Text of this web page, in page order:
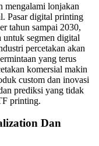
mengalami lonjakan
Pasar digital printing
tahun sampai 2030,
segmen digital
percetakan akan
yang terus
komersial makin
custom dan inovasi
prediksi yang tidak
printing.
Dan